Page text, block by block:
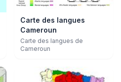
Carte des langues
Cameroun
Carte des langues de
Cameroun